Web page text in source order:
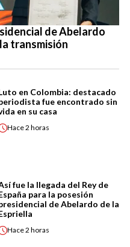
de Abelardo
transmisión
en Colombia: destacado
fue encontrado sin
en su casa
Hace2 horas
fue la llegada del Rey de
para la posesión
de Abelardo de la
Hace2 horas